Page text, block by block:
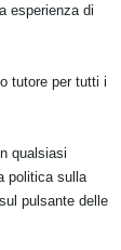
esperienza di
tutore per tutti i
qualsiasi
politica sulla
pulsante delle